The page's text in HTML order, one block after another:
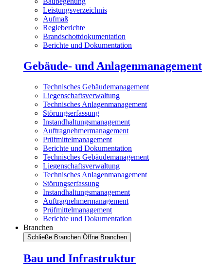
Leistungsverzeichnis
Aufmaß
Regieberichte
Brandschottdokumentation
Berichte und Dokumentation
Gebäude- und Anlagenmanagement
Technisches Gebäudemanagement
Liegenschaftsverwaltung
Technisches Anlagenmanagement
Störungserfassung
Instandhaltungsmanagement
Auftragnehmermanagement
Prüfmittelmanagement
Berichte und Dokumentation
Technisches Gebäudemanagement
Liegenschaftsverwaltung
Technisches Anlagenmanagement
Störungserfassung
Instandhaltungsmanagement
Auftragnehmermanagement
Prüfmittelmanagement
Berichte und Dokumentation
Branchen
Schließe Branchen Öffne Branchen
Bau und Infrastruktur